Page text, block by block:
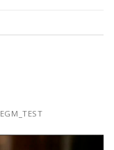
EGM_TEST